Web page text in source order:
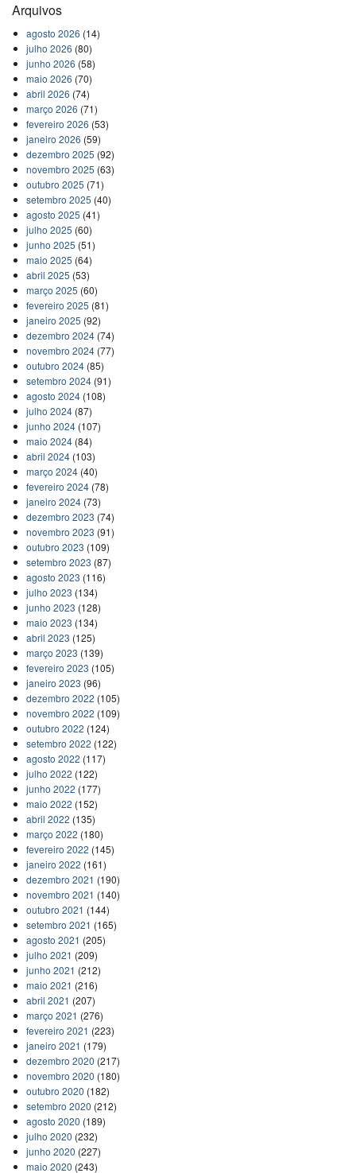
Arquivos
agosto 2026 (14)
julho 2026 (80)
junho 2026 (58)
maio 2026 (70)
abril 2026 (74)
março 2026 (71)
fevereiro 2026 (53)
janeiro 2026 (59)
dezembro 2025 (92)
novembro 2025 (63)
outubro 2025 (71)
setembro 2025 (40)
agosto 2025 (41)
julho 2025 (60)
junho 2025 (51)
maio 2025 (64)
abril 2025 (53)
março 2025 (60)
fevereiro 2025 (81)
janeiro 2025 (92)
dezembro 2024(74)
novembro 2024(77)
outubro 2024(85)
setembro 2024(91)
agosto 2024(108)
julho 2024(87)
junho 2024(107)
maio 2024(84)
abril 2024(103)
março 2024(40)
fevereiro 2024(78)
janeiro 2024(73)
dezembro 2023 (74)
novembro 2023 (91)
outubro 2023 (109)
setembro 2023 (87)
agosto 2023 (116)
julho 2023 (134)
junho 2023 (128)
maio 2023 (134)
abril 2023 (125)
março 2023 (139)
fevereiro 2023 (105)
janeiro 2023 (96)
dezembro 2022 (105)
novembro 2022 (109)
outubro 2022 (124)
setembro 2022 (122)
agosto 2022 (117)
julho 2022 (122)
junho 2022 (177)
maio 2022 (152)
abril 2022 (135)
março 2022 (180)
fevereiro 2022 (145)
janeiro 2022 (161)
dezembro 2021 (190)
novembro 2021 (140)
outubro 2021 (144)
setembro 2021 (165)
agosto 2021 (205)
julho 2021 (209)
junho 2021 (212)
maio 2021 (216)
abril 2021 (207)
março 2021 (276)
fevereiro 2021 (223)
janeiro 2021 (179)
dezembro 2020 (217)
novembro 2020 (180)
outubro 2020 (182)
setembro 2020 (212)
agosto 2020 (189)
julho 2020 (232)
junho 2020 (227)
maio 2020 (243)